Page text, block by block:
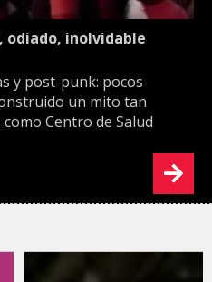
odiado, inolvidable
y post-punk: pocos
un mito tan
Centro de Salud